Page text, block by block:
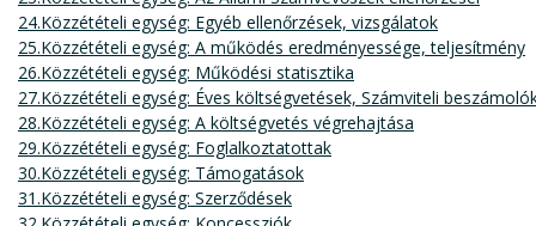
24.Közzétételi egység: Egyéb ellenőrzések, vizsgálatok
25.Közzétételi egység: A működés eredményessége, teljesítmény
26.Közzétételi egység: Működési statisztika
27.Közzétételi egység: Éves költségvetések, Számviteli
28.Közzétételi egység: A költségvetés végrehajtása
29.Közzétételi egység: Foglalkoztatottak
30.Közzétételi egység: Támogatások
31.Közzétételi egység: Szerződések